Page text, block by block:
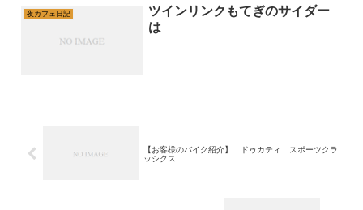
夜カフェ日記
ツインリンクもてぎのサイダー
は
【お客様のバイク紹介】 ドゥカティ スポーツクラ
ッシクス